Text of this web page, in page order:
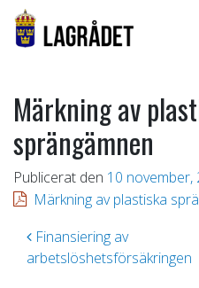
Märkning av
sprängämnen
Publicerat den 10 november,
Märkning av plastiska
Inläggsnavigering
Finansiering av
arbetslöshetsförsäkringen